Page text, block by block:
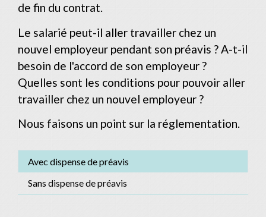
de fin du contrat.
Le salarié peut-il aller travailler chez un
nouvel employeur pendant son préavis ? A-t-il
besoin de l'accord de son employeur ?
Quelles sont les conditions pour pouvoir aller
travailler chez un nouvel employeur ?
Nous faisons un point sur la réglementation.
Avec dispense de préavis
Sans dispense de préavis